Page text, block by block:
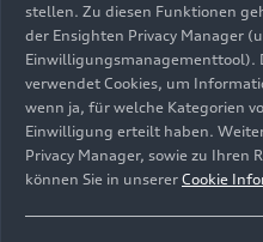
Audi A6Le-tron
2025 präsentiert. Die
ein
zusammen mit dem
verantwortet die
hat das Unternehmen
Changchun errichtet.
stellen. Zu diesen Funktionen
der Ensighten Privacy Manager
Einwilligungsmanagementtool).
verwendet Cookies, um
wenn ja, für welche Kategorien
Einwilligung erteilt haben.
Privacy Manager, sowie zu Ihren
können Sie in unserer Cookie